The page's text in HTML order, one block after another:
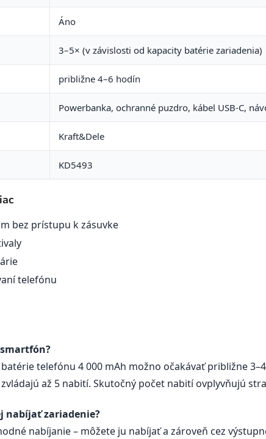
Áno
3–5× (v závislosti od kapacity batérie zariadenia)
približne 4–6 hodín
Powerbanka, ochranné puzdro, kábel USB-C,
Kraft&Dele
KD5493
bez prístupu k zásuvke
telefónu
telefónu 4 000 mAh možno očakávať približne
až 5 nabití. Skutočný počet nabití ovplyvňujú
nabíjať zariadenie?
nabíjanie – môžete ju nabíjať a zároveň cez